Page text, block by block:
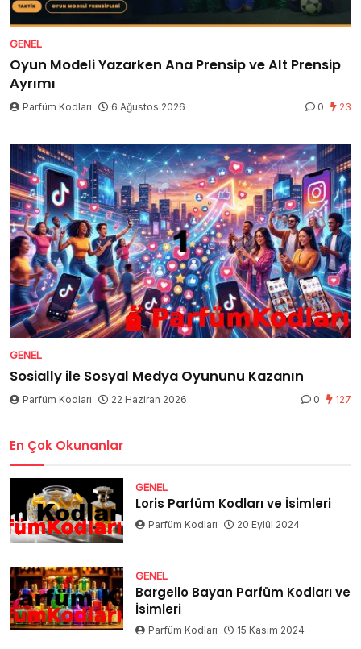
GENEL
Oyun Modeli Yazarken Ana Prensip ve Alt Prensip
Ayrımı
Parfüm Kodları 6 Ağustos 2026 0 23
GENEL
Sosially ile Sosyal Medya Oyununu Kazanın
Parfüm Kodları 22 Haziran 2026 0 127
En Çok Okunanlar
GENEL
Loris Parfüm Kodları ve İsimleri
Parfüm Kodları 20 Eylül 2024
GENEL
Bargello Bayan Parfüm Kodları ve
İsimleri
Parfüm Kodları 15 Kasım 2024